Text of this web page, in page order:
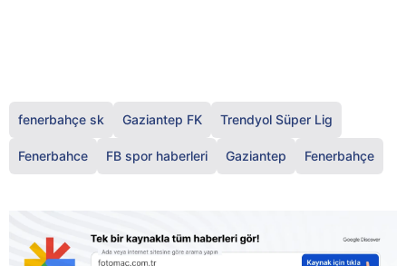
fenerbahçe sk Gaziantep FK Trendyol Süper Lig
Fenerbahce FB spor haberleri Gaziantep Fenerbahçe